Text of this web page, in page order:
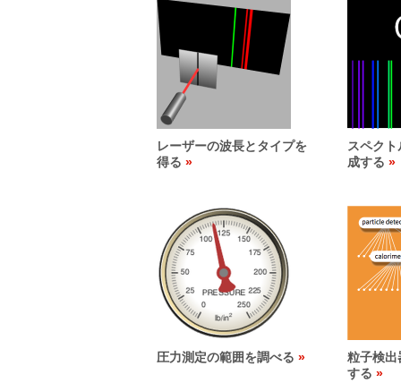
レーザーの波長とタイプを
得る
スペク
成する
圧力測定の範囲を調べる
粒子検出
する